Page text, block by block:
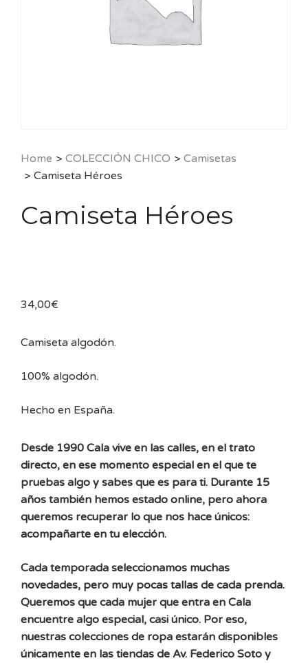
Home > COLECCIÓN CHICO > Camisetas
> Camiseta Héroes
Camiseta Héroes
34,00€
Camiseta algodón.
100% algodón.
Hecho en España.
Desde 1990 Cala vive en las calles, en el trato
directo, en ese momento especial en el que te
pruebas algo y sabes que es para ti. Durante 15
años también hemos estado online, pero ahora
queremos recuperar lo que nos hace únicos:
acompañarte en tu elección.
Cada temporada seleccionamos muchas
novedades, pero muy pocas tallas de cada prenda.
Queremos que cada mujer que entra en Cala
encuentre algo especial, casi único. Por eso,
nuestras colecciones de ropa estarán disponibles
únicamente en las tiendas de Av. Federico Soto y